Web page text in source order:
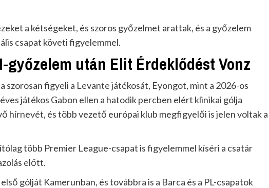
a kétségeket, és szoros győzelmet arattak, és a győzelem
csapat követi figyelemmel.
győzelem után Elit Érdeklődést Vonz
szorosan figyeli a Levante játékosát, Eyongot, mint a 2026-os
játékos Gabon ellen a hatodik percben elért klinikai gólja
hírnevét, és több vezető európai klub megfigyelői is jelen voltak a
több Premier League-csapat is figyelemmel kíséri a csatár
előtt.
gólját Kamerunban, és továbbra is a Barca és a PL-csapatok